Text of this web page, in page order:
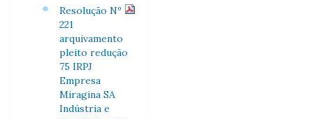
Resolução Nº
221
arquivamento
pleito redução
75 IRPJ
Empresa
Miragina SA
Indústria e